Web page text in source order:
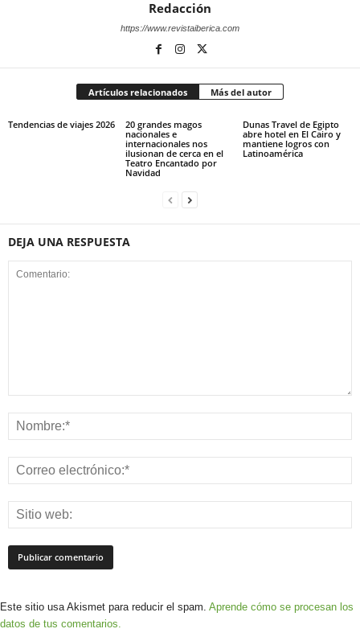
Redacción
https://www.revistaiberica.com
Artículos relacionados Más del autor
Tendencias de viajes 2026
20 grandes magos
nacionales e
internacionales nos
ilusionan de cerca en el
Teatro Encantado por
Navidad
Dunas Travel de Egipto
abre hotel en El Cairo y
mantiene logros con
Latinoamérica
DEJA UNA RESPUESTA
Este sitio usa Akismet para reducir el spam. Aprende cómo se procesan los
datos de tus comentarios.